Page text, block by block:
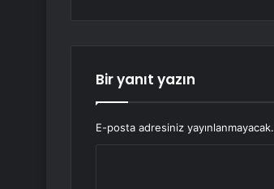
Bir yanıt yazın
E-posta adresiniz yayınlanmayacak.